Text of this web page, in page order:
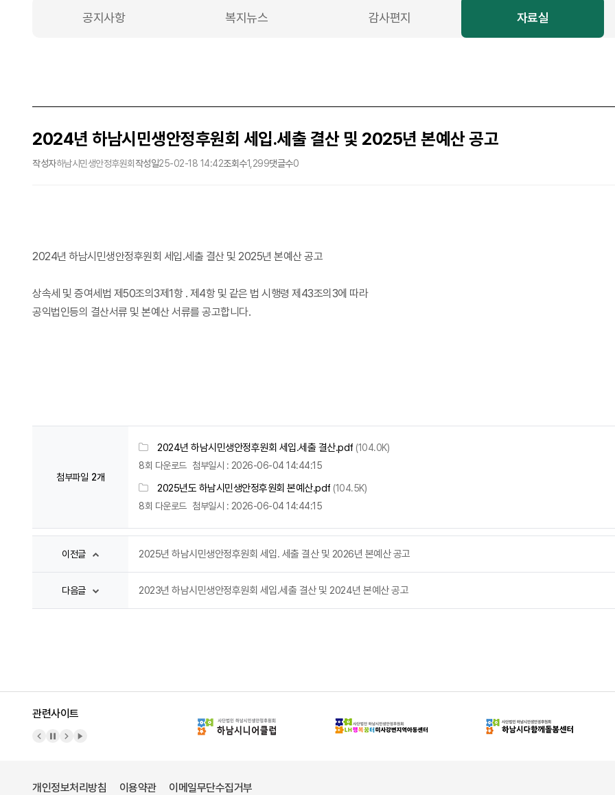
공지사항 복지뉴스 감사편지 자료실
2024년 하남시민생안정후원회 세입.세출 결산 및 2025년 본예산 공고
작성자하남시민생안정후원회 작성일25-02-18 14:42조회수1,299댓글수0
2024년 하남시민생안정후원회 세입.세출 결산 및 2025년 본예산 공고
상속세 및 증여세법 제50조의3제1항 . 제4항 및 같은 법 시행령 제43조의3에 따라
공익법인등의 결산서류 및 본예산 서류를 공고합니다.
첨부파일 2개
2024년 하남시민생안정후원회 세입.세출 결산.pdf (104.0K)
8회 다운로드 첨부일시 : 2026-06-04 14:44:15
2025년도 하남시민생안정후원회 본예산.pdf (104.5K)
8회 다운로드 첨부일시 : 2026-06-04 14:44:15
이전글 2025년 하남시민생안정후원회 세입. 세출 결산 및 2026년 본예산 공고
다음글 2023년 하남시민생안정후원회 세입.세출 결산 및 2024년 본예산 공고
관련사이트
이전 배너
배너 정지
다음 배너
배너 재생
개인정보처리방침 이용약관 이메일무단수집거부